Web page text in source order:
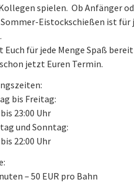
spielen. Ob Anfänger
Eistockschießen ist für
Euch für jede Menge Spaß
jetzt Euren Termin.
bis Freitag:
23:00 Uhr
und Sonntag:
22:00 Uhr
– 50 EUR pro Bahn